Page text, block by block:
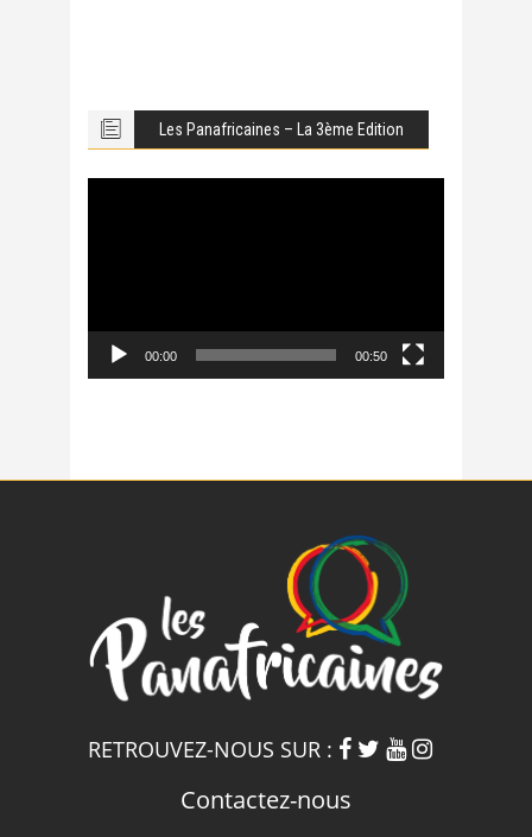
Les Panafricaines – La 3ème Edition
00:00 00:50
RETROUVEZ-NOUS SUR :
Contactez-nous